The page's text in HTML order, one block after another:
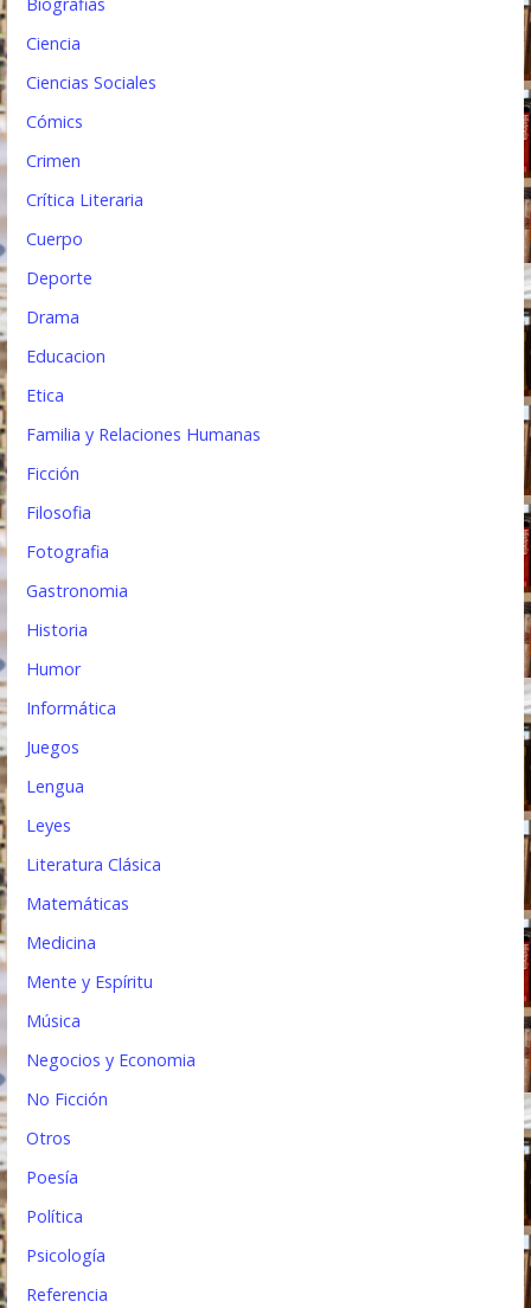
d
a
Ciencia
Ciencias Sociales
Cómics
Crimen
Crítica Literaria
Cuerpo
Deporte
Drama
Educacion
Etica
Familia y Relaciones Humanas
Ficción
Filosofia
Fotografia
Gastronomia
Historia
Humor
Informática
Juegos
Lengua
Leyes
Literatura Clásica
Matemáticas
Medicina
Mente y Espíritu
Música
Negocios y Economia
No Ficción
Otros
Poesía
Política
Psicología
Referencia